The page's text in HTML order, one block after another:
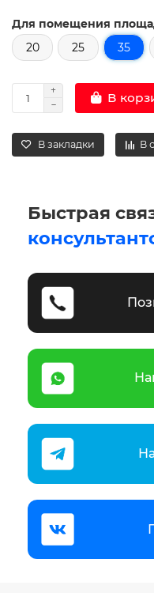
Для помещения
20
25 35
В
В закладки В
Быстрая